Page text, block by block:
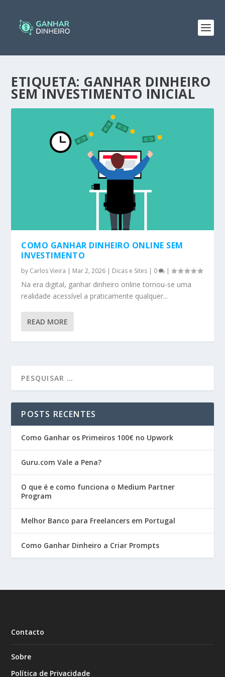
ETIQUETA: GANHAR DINHEIRO
SEM INVESTIMENTO INICIAL
COMO GANHAR DINHEIRO ONLINE SEM
INVESTIMENTO
by Carlos Vieira | Mar 2, 2026 | Dicas e Sites | 0 |
Na era digital, ganhar dinheiro online tornou-se uma
realidade acessível a praticamente qualquer...
READ MORE
POSTS RECENTES
Como Ganhar os Primeiros 100€ no Upwork
Guru.com Vale a Pena?
O que é e como funciona o Medium Partner
Program
Melhor Banco para Freelancers em Portugal
Como Ganhar Dinheiro a Criar Prompts
Contacto
Sobre
Política de Privacidade